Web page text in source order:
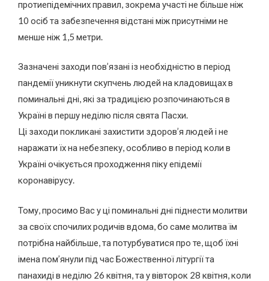
протиепідемічних правил, зокрема участі не більше ніж
10 осіб та забезпечення відстані між присутніми не
менше ніж 1,5 метри.
Зазначені заходи пов’язані із необхідністю в період
пандемії уникнути скупчень людей на кладовищах в
поминальні дні, які за традицією розпочинаються в
Україні в першу неділю після свята Пасхи.
Ці заходи покликані захистити здоров’я людей і не
наражати їх на небезпеку, особливо в період коли в
Україні очікується проходження піку епідемії
коронавірусу.
Тому, просимо Вас у ці поминальні дні піднести молитви
за своїх спочилих родичів вдома, бо саме молитва їм
потрібна найбільше, та потурбуватися про те, щоб їхні
імена пом’янули під час Божественної літургії та
панахиді в неділю 26 квітня, та у вівторок 28 квітня, коли